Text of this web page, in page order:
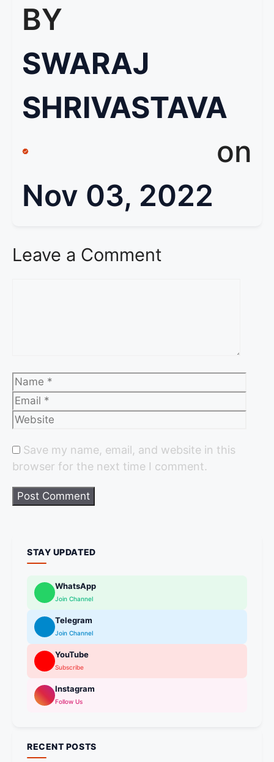
BY
SWARAJ
SHRIVASTAVA
on
Nov 03, 2022
Leave a Comment
Save my name, email, and website in this
browser for the next time I comment.
STAY UPDATED
WhatsApp
Join Channel
Telegram
Join Channel
YouTube
Subscribe
Instagram
Follow Us
RECENT POSTS